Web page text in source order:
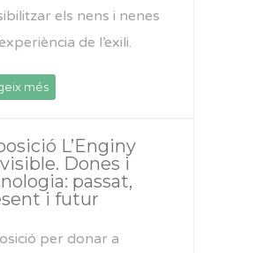
els nens i nenes
de l’exili.
més
L’Enginy
Dones i
passat,
i futur
per donar a